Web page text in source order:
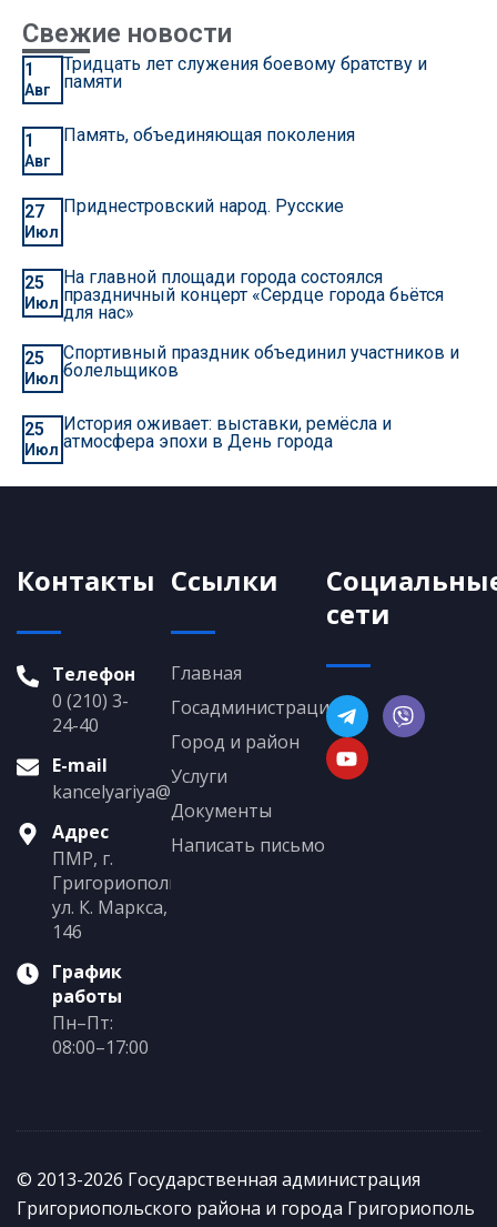
Свежие новости
1
Авг
Тридцать лет служения боевому братству и
памяти
1
Авг
Память, объединяющая поколения
27
Июл
Приднестровский народ. Русские
25
Июл
На главной площади города состоялся
праздничный концерт «Сердце города бьётся
для нас»
25
Июл
Спортивный праздник объединил участников и
болельщиков
25
Июл
История оживает: выставки, ремёсла и
атмосфера эпохи в День города
Контакты
Телефон
0 (210) 3-
24-40
E-mail
kancelyariya@grigoriopol.gospmr.org
Адрес
ПМР, г.
Григориополь,
ул. К. Маркса,
146
График
работы
Пн–Пт:
08:00–17:00
Ссылки
Главная
Госадминистрация
Город и район
Услуги
Документы
Написать письмо
сети
© 2013-2026 Государственная администрация
Григориопольского района и города Григориополь